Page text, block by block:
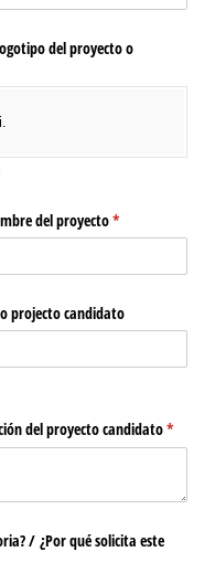
del proyecto o
del proyecto*
(obrigatório)
projecto candidato
del proyecto candidato*
/​ ¿Por qué solicita este